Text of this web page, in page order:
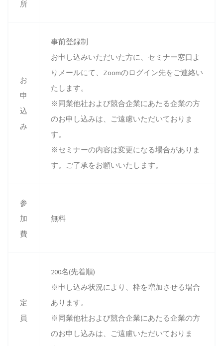
所
お
申
込
み
事前登録制
お申し込みいただいた方に、セミナー窓口よ
りメールにて、Zoomのログイン先をご連絡い
たします。
※同業他社および競合企業にあたる企業の方
のお申し込みは、ご遠慮いただいておりま
す。
※セミナーの内容は変更になる場合がありま
す。ご了承をお願いいたします。
参
加
費
無料
定
員
200名(先着順)
※申し込み状況により、枠を増加させる場合
あります。
※同業他社および競合企業にあたる企業の方
のお申し込みは、ご遠慮いただいておりま